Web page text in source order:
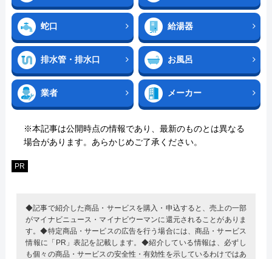
蛇口 給湯器
排水管・排水口 お風呂
業者 メーカー
※本記事は公開時点の情報であり、最新のものとは異なる
場合があります。あらかじめご了承ください。
PR
◆記事で紹介した商品・サービスを購入・申込すると、売上の一部
がマイナビニュース・マイナビウーマンに還元されることがありま
す。◆特定商品・サービスの広告を行う場合には、商品・サービス
情報に「PR」表記を記載します。◆紹介している情報は、必ずし
も個々の商品・サービスの安全性・有効性を示しているわけではあ